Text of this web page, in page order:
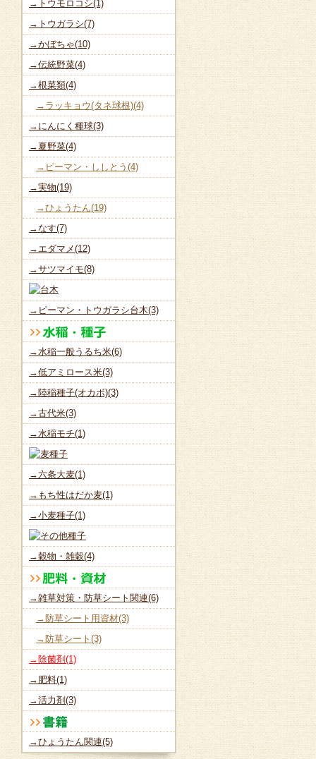
→トウモロコシ(1)
→トウガラシ(7)
→かぼちゃ(10)
→伝統野菜(4)
→根菜類(4)
→ラッキョウ(タネ球根)(4)
→にんにく種球(3)
→夏野菜(4)
→ピーマン・ししとう(4)
→実物(19)
→ひょうたん(19)
→なす(7)
→エダマメ(12)
→サツマイモ(8)
→ピーマン・トウガラシ台木(3)
→水稲一般うるち米(6)
→低アミロース米(3)
→陸稲種子(オカボ)(3)
→古代米(3)
→水稲モチ(1)
→六条大麦(1)
→もち性はだか麦(1)
→小麦種子(1)
→穀物・雑穀(4)
→雑草対策・防草シート関連(6)
→防草シート用資材(3)
→防草シート(3)
→除菌剤(1)
→肥料(1)
→活力剤(3)
→ひょうたん関連(5)